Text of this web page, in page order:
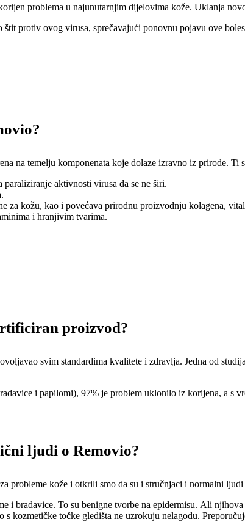
problema u najunutarnjim dijelovima kože. Uklanja
protiv ovog virusa, sprečavajući ponovnu pojavu ove
na temelju komponenata koje dolaze izravno iz prirode.
aktivnosti virusa da se ne širi.
za kožu, kao i povećava prirodnu proizvodnju kolagena,
i hranjivim tvarima.
proizvod?
svim standardima kvalitete i zdravlja. Jedna od
i papilomi), 97% je problem uklonilo iz korijena, a s
ljudi o Removio?
probleme kože i otkrili smo da su i stručnjaci i normalni
i bradavice. To su benigne tvorbe na epidermisu. Ali
kozmetičke točke gledišta ne uzrokuju nelagodu.